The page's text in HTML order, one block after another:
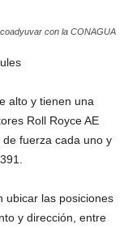
con la CONAGUA
alto y tienen una
Roll Royce AE
fuerza cada uno y
ubicar las posiciones
y dirección, entre